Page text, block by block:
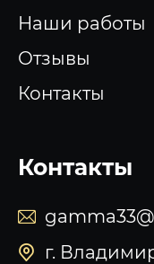
Наши работы
Отзывы
Контакты
Контакты
г.